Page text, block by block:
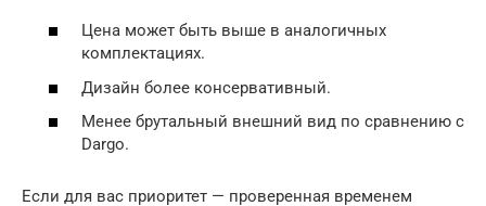
Цена может быть выше в аналогичных
комплектациях.
Дизайн более консервативный.
Менее брутальный внешний вид по сравнению с
Dargo.
Если для вас приоритет — проверенная временем